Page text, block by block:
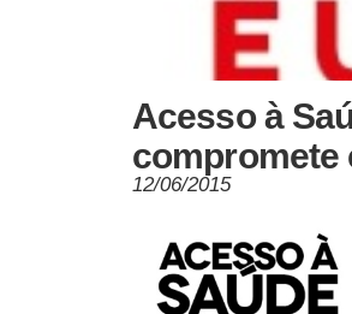
Acesso à
compromete
12/06/2015